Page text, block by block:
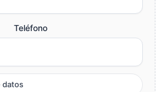
Teléfono
datos